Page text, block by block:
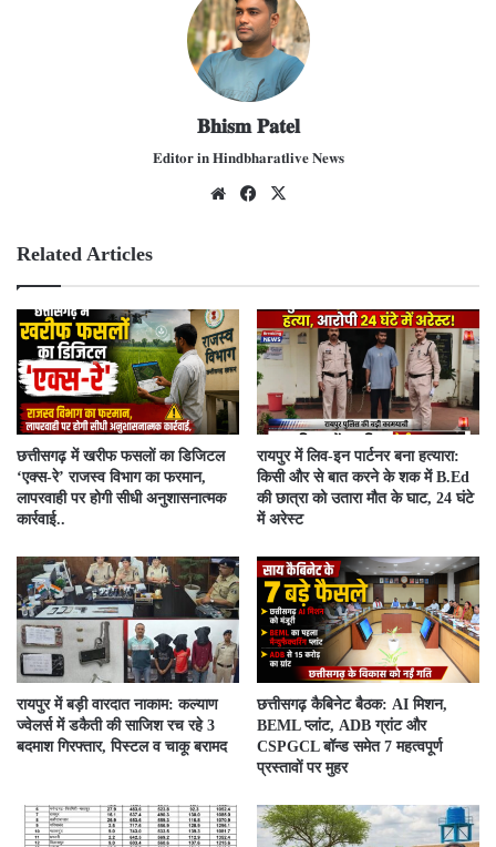
𝐁𝐡𝐢𝐬𝐦 𝐏𝐚𝐭𝐞𝐥
𝐄𝐝𝐢𝐭𝐨𝐫 𝐢𝐧 𝐇𝐢𝐧𝐝𝐛𝐡𝐚𝐫𝐚𝐭𝐥𝐢𝐯𝐞 𝐍𝐞𝐰𝐬
We
Fac
Related Articles
​छत्तीसगढ़ में खरीफ फसलों का डिजिटल
‘एक्स-रे’ राजस्व विभाग का फरमान,
लापरवाही पर होगी सीधी अनुशासनात्मक
कार्रवाई..
रायपुर में लिव-इन पार्टनर बना हत्यारा:
किसी और से बात करने के शक में B.Ed
की छात्रा को उतारा मौत के घाट, 24 घंटे
में अरेस्ट
रायपुर में बड़ी वारदात नाकाम: कल्याण
ज्वेलर्स में डकैती की साजिश रच रहे 3
बदमाश गिरफ्तार, पिस्टल व चाकू बरामद
छत्तीसगढ़ कैबिनेट बैठक: AI मिशन,
BEML प्लांट, ADB ग्रांट और
CSPGCL बॉन्ड समेत 7 महत्वपूर्ण
प्रस्तावों पर मुहर